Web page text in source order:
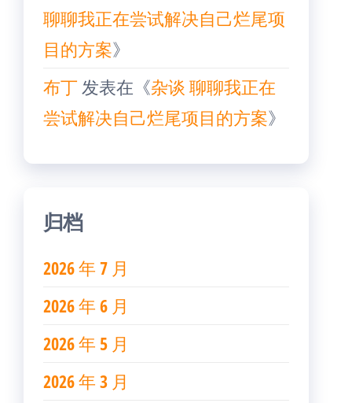
聊聊我正在尝试解决自己烂尾项
目的方案》
布丁发表在《杂谈 聊聊我正在
尝试解决自己烂尾项目的方案》
归档
2026 年 7 月
2026 年 6 月
2026 年 5 月
2026 年 3 月